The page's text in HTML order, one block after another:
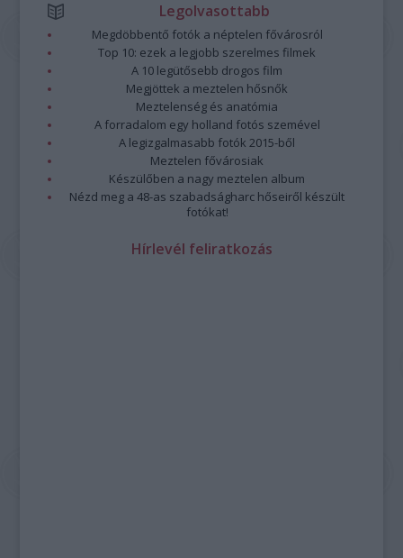
Legolvasottabb
Megdöbbentő fotók a néptelen fővárosról
Top 10: ezek a legjobb szerelmes filmek
A 10 legütősebb drogos film
Megjöttek a meztelen hősnők
Meztelenség és anatómia
A forradalom egy holland fotós szemével
A legizgalmasabb fotók 2015-ből
Meztelen fővárosiak
Készülőben a nagy meztelen album
Nézd meg a 48-as szabadságharc hőseiről készült
fotókat!
Hírlevél feliratkozás